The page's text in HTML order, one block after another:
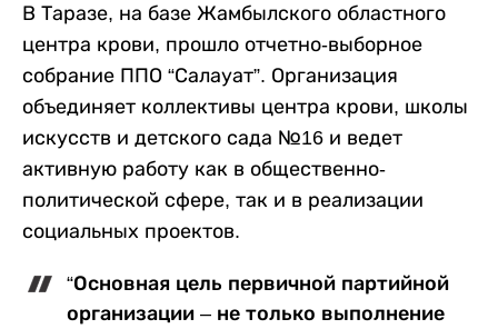
В Таразе, на базе Жамбылского областного
центра крови, прошло отчетно-выборное
собрание ППО “Салауат”. Организация
объединяет коллективы центра крови, школы
искусств и детского сада №16 и ведет
активную работу как в общественно-
политической сфере, так и в реализации
социальных проектов.
“Основная цель первичной партийной
организации – не только выполнение